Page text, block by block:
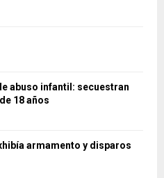
abuso infantil: secuestran
18 años
armamento y disparos